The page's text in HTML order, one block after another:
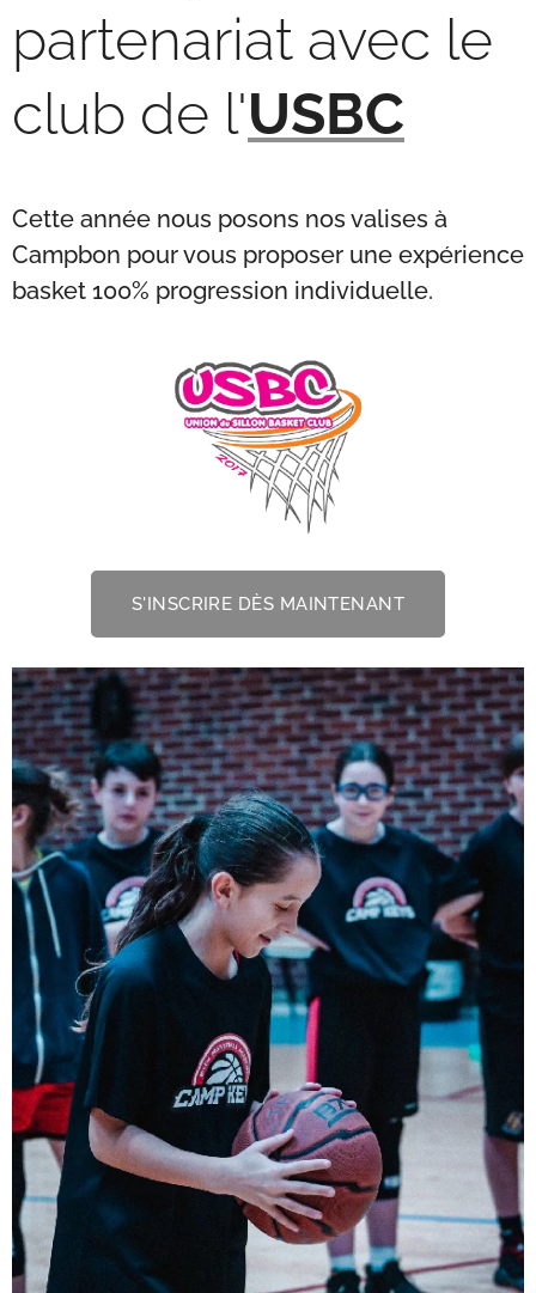
partenariat avec le
club de l'USBC
Cette année nous posons nos valises à
Campbon pour vous proposer une expérience
basket 100% progression individuelle.
S'INSCRIRE DÈS MAINTENANT